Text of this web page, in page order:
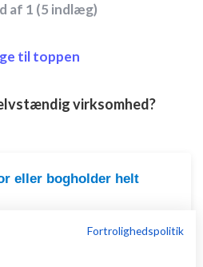
af 1 (5 indlæg)
til toppen
virksomhed?
eller bogholder helt
,den 31-01-
Fortrolighedspolitik